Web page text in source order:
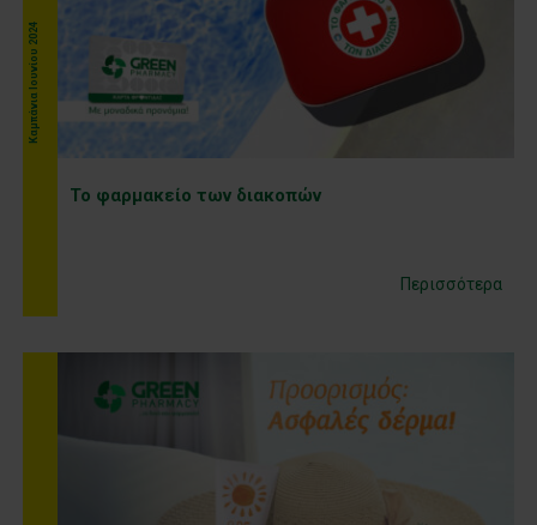
Καμπάνια Ιουνίου 2024
Το φαρμακείο των διακοπών
Περισσότερα